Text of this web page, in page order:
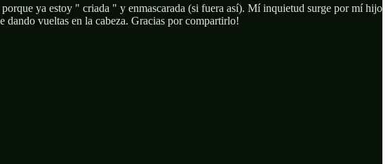
ya estoy " criada " y enmascarada (si fuera así). Mí inquietud surge por mí hijo
dando vueltas en la cabeza. Gracias por compartirlo!